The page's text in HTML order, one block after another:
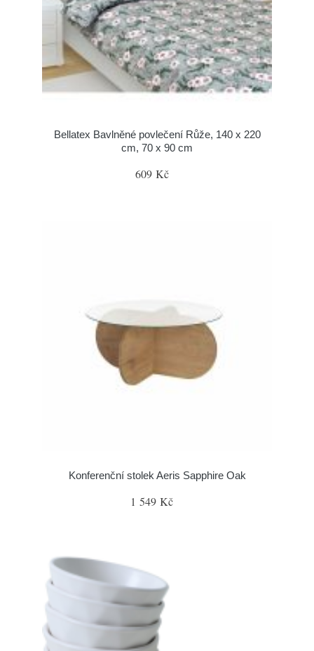
Bellatex Bavlněné povlečení Růže, 140 x 220
cm, 70 x 90 cm
609 Kč
Konferenční stolek Aeris Sapphire Oak
1 549 Kč